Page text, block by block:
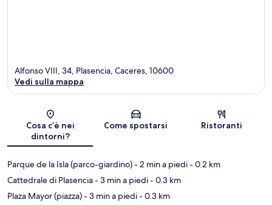
Mappa
Alfonso VIII, 34, Plasencia, Caceres, 10600
Vedi sulla mappa
Cosa c’è nei
dintorni?
Come spostarsi Ristoranti
Parque de la Isla (parco-giardino)- 2 min a piedi- 0.2 km
Cattedrale di Plasencia- 3 min a piedi- 0.3 km
Plaza Mayor (piazza)- 3 min a piedi- 0.3 km